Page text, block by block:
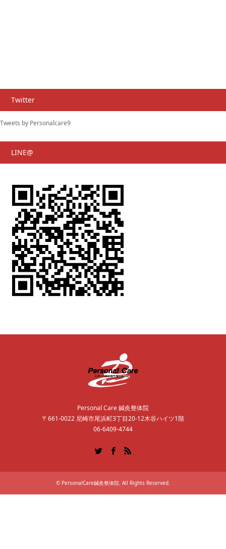
Twitter
Tweets by Personalcare9
LINE@
Personal Care 鍼灸整体院
〒661-0022 尼崎市尾浜町3丁目20-12木谷ハイツ1階
06-6409-4744
© PersonalCare鍼灸整体院. All Rights Reserved.